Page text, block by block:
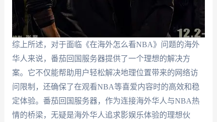
综上所述，对于面临《在海外怎么看NBA》问题的海外
华人来说，番茄回国服务器提供了一个理想的解决方
案。它不仅能帮助用户轻松解决地理位置带来的网络访
问限制，还确保了在观看NBA等喜爱内容时的高效和稳
定体验。番茄回国服务器，作为连接海外华人与NBA热
情的桥梁，无疑是海外华人追求影娱乐体验的理想伙